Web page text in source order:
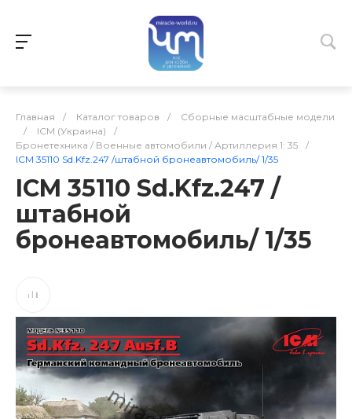
Главная / Каталог товаров /
Сборные масштабные модели
/
ICM (Украина)
/
Бронетехника / Военные автомобили / Артиллерия 1: 35
/
ICM 35110 Sd.Kfz.247 /штабной бронеавтомобиль/ 1/35
ICM 35110 Sd.Kfz.247 /
штабной
бронеавтомобиль/ 1/35